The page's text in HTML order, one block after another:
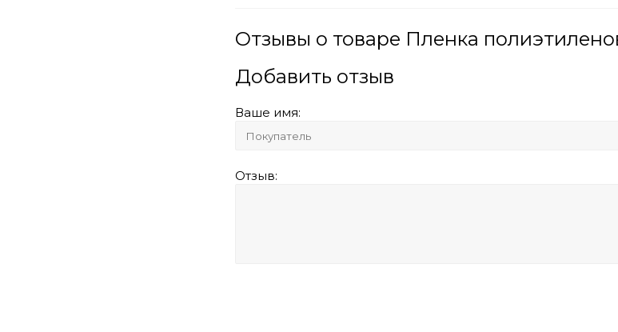
Отзывы о товаре Пленка
Добавить отзыв
Ваше имя:
Отзыв: